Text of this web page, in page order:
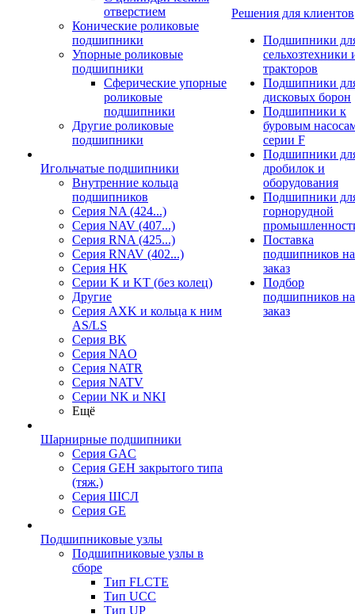
отверстием
Конические роликовые
подшипники
Упорные роликовые
подшипники
Сферические упорные
роликовые
подшипники
Другие роликовые
подшипники
Игольчатые подшипники
Внутренние кольца
подшипников
Серия NA (424...)
Серия NAV (407...)
Серия RNA (425...)
Серия RNAV (402...)
Серия HK
Серии K и KT (без колец)
Другие
Серия AXK и кольца к ним
AS/LS
Серия BK
Серия NAO
Серия NATR
Серия NATV
Серии NK и NKI
Ещё
Шарнирные подшипники
Серия GAC
Серия GEH закрытого типа
(тяж.)
Серия ШСЛ
Серия GE
Подшипниковые узлы
Подшипниковые узлы в
сборе
Тип FLCTE
Тип UCC
Тип UP
Решения для клиентов
Подшипники
сельхозтехники
тракторов
Подшипники
дисковых борон
Подшипники к
буровым
серии F
Подшипники
дробилок и
оборудования
Подшипники
горнорудной
Поставка
подшипников на
заказ
Подбор
подшипников на
заказ